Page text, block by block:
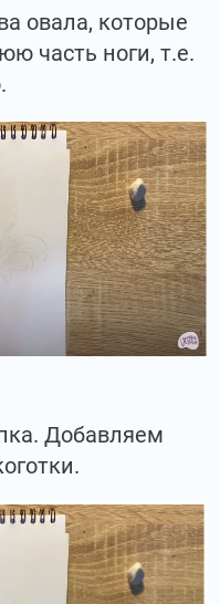
овала, которые
часть ноги, т.е.
Добавляем